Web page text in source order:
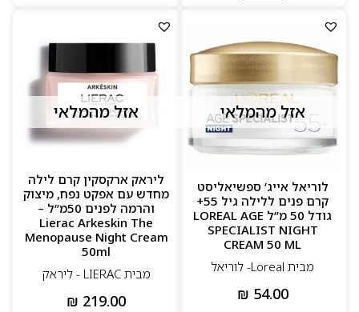
אזל מהמלאי
לוריאל אייג’ ספשיאליסט
קרם פנים ללילה גיל 55+
גודל 50 מ”ל LOREAL AGE
SPECIALIST NIGHT
CREAM 50 ML
מבית Loreal- לוריאל
₪ 54.00
אזל מהמלאי
ליראק ארקסקין קרם לילה
מחדש עם אפקט נפח, מיצוק
והרמה לפנים 50מ”ל –
Lierac Arkeskin The
Menopause Night Cream
50ml
מבית LIERAC - ליראק
₪ 219.00